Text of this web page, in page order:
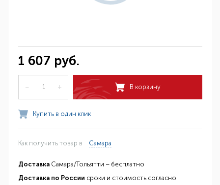
1 607 руб.
– + В корзину
Купить в один клик
Как получить товар в Самара
Доставка Самара/Тольятти – бесплатно
Доставка по России сроки и стоимость согласно